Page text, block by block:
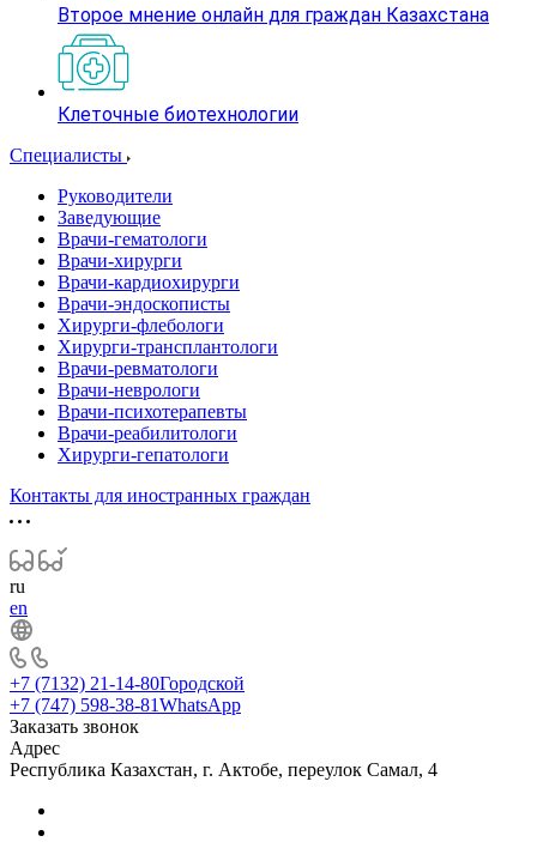
Второе мнение онлайн для граждан Казахстана
Клеточные биотехнологии
Специалисты
Руководители
Заведующие
Врачи-гематологи
Врачи-хирурги
Врачи-кардиохирурги
Врачи-эндоскописты
Хирурги-флебологи
Хирурги-трансплантологи
Врачи-ревматологи
Врачи-неврологи
Врачи-психотерапевты
Врачи-реабилитологи
Хирурги-гепатологи
Контакты для иностранных граждан
ru
en
+7 (7132) 21-14-80Городской
+7 (747) 598-38-81WhatsApp
Заказать звонок
Адрес
Республика Казахстан, г. Актобе, переулок Самал, 4